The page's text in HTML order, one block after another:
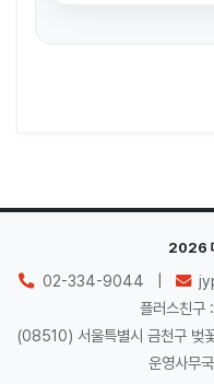
2026
02-334-9044
플러스친구
(08510) 서울특별시 금천구 벚
운영사무